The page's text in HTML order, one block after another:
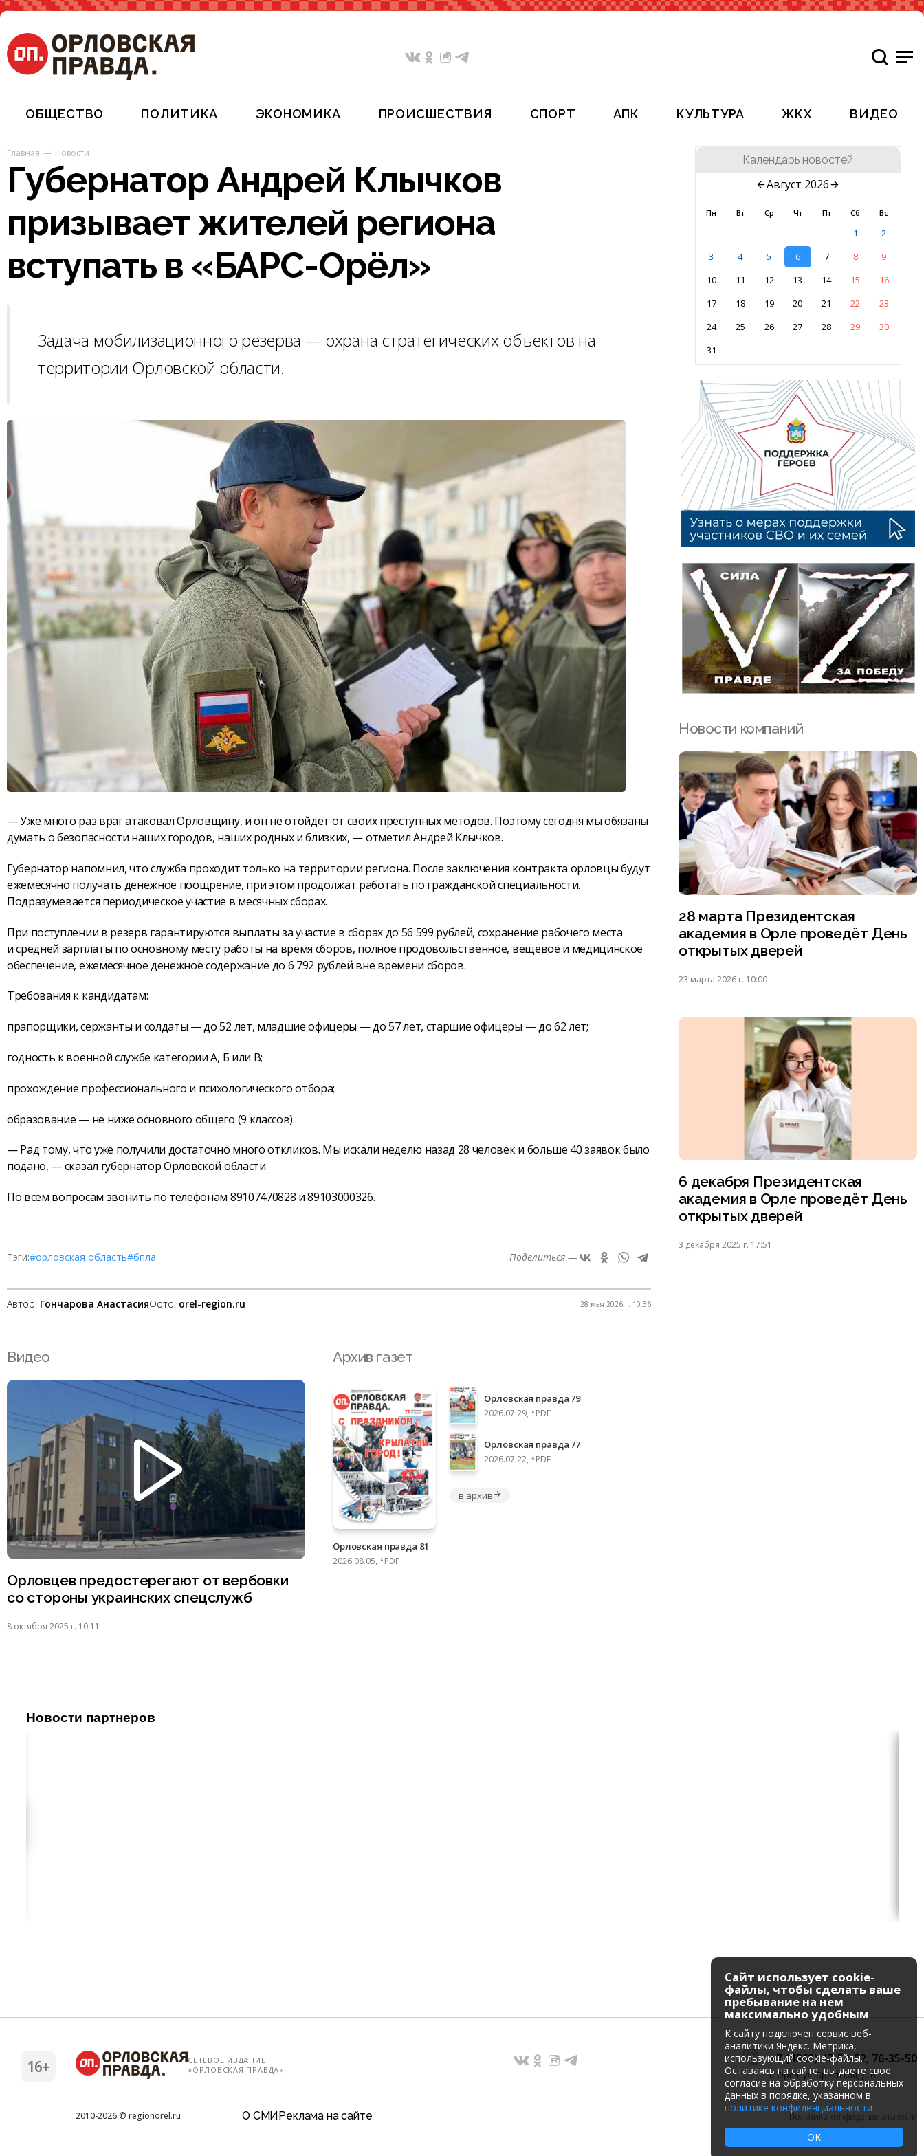
ОБЩЕСТВО ПОЛИТИКА ЭКОНОМИКА ПРОИСШЕСТВИЯ СПОРТ АПК КУЛЬТУРА ЖКХ ВИДЕО
Главная Новости
Губернатор Андрей Клычков
призывает жителей региона
вступать в «БАРС-Орёл»
Задача мобилизационного резерва — охрана стратегических объектов на
территории Орловской области.
— Уже много раз враг атаковал Орловщину, и он не отойдёт от своих преступных методов. Поэтому сегодня мы обязаны
думать о безопасности наших городов, наших родных и близких, — отметил Андрей Клычков.
Губернатор напомнил, что служба проходит только на территории региона. После заключения контракта орловцы будут
ежемесячно получать денежное поощрение, при этом продолжат работать по гражданской специальности.
Подразумевается периодическое участие в месячных сборах.
При поступлении в резерв гарантируются выплаты за участие в сборах до 56 599 рублей, сохранение рабочего места
и средней зарплаты по основному месту работы на время сборов, полное продовольственное, вещевое и медицинское
обеспечение, ежемесячное денежное содержание до 6 792 рублей вне времени сборов.
Требования к кандидатам:
прапорщики, сержанты и солдаты — до 52 лет, младшие офицеры — до 57 лет, старшие офицеры — до 62 лет;
годность к военной службе категории А, Б или В;
прохождение профессионального и психологического отбора;
образование — не ниже основного общего (9 классов).
— Рад тому, что уже получили достаточно много откликов. Мы искали неделю назад 28 человек и больше 40 заявок было
подано, — сказал губернатор Орловской области.
По всем вопросам звонить по телефонам 89107470828 и 89103000326.
Тэги:#орловская область#бпла Поделиться —
Автор: Гончарова АнастасияФото: orel-region.ru 28 мая 2026 г. 10:36
Календарь новостей
Август 2026
Пн Вт Ср Чт Пт Сб Вс
1
2
3
4 5 6 7 8
9
10
11 12 13 14 15
16
17
18 19 20 21 22
23
24
25 26 27 28 29
30
31
Новости компаний
28 марта Президентская
академия в Орле проведёт День
открытых дверей
23 марта 2026 г. 10:00
6 декабря Президентская
академия в Орле проведёт День
открытых дверей
3 декабря 2025 г. 17:51
Видео
Орловцев предостерегают от вербовки
со стороны украинских спецслужб
8 октября 2025 г. 10:11
Архив газет
Орловская правда 81
2026.08.05, *PDF
Орловская правда 79
2026.07.29, *PDF
Орловская правда 77
2026.07.22, *PDF
в архив
Новости партнеров
СЕТЕВОЕ ИЗДАНИЕ
«ОРЛОВСКАЯ ПРАВДА»
+7 (4862) 47-52-52, 76-35-50
г. Орёл, ул. Брестская, д. 6
2010-2026 © regionorel.ru О СМИ Реклама на сайте Политика конфиденциальности
16+
Сайт использует cookie-
файлы, чтобы сделать ваше
пребывание на нем
максимально удобным
К cайту подключен сервис веб-
аналитики Яндекс. Метрика,
использующий cookie-файлы.
Оставаясь на сайте, вы даете свое
согласие на обработку персональных
данных в порядке, указанном в
политике конфиденциальности
OK